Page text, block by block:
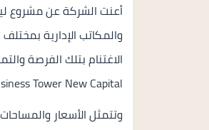
أعنت الشركة عن مشروع
والمكاتب الإدارية
الاغتنام بتلك الفرصة
Tower New Capital.
وتتمثل الأسعار